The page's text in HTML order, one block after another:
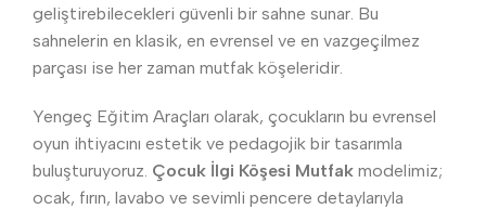
geliştirebilecekleri güvenli bir sahne sunar. Bu
sahnelerin en klasik, en evrensel ve en vazgeçilmez
parçası ise her zaman mutfak köşeleridir.
Yengeç Eğitim Araçları olarak, çocukların bu evrensel
oyun ihtiyacını estetik ve pedagojik bir tasarımla
buluşturuyoruz. Çocuk İlgi Köşesi Mutfak modelimiz;
ocak, fırın, lavabo ve sevimli pencere detaylarıyla